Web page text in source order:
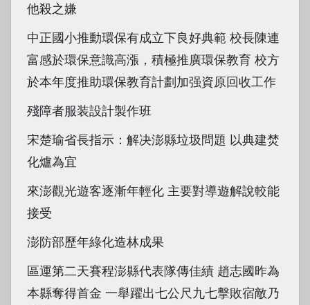
他殺之嫌
中正國小推動環保有成立下良好典範 校長陳連
富感於環保意識高漲，積極推廣環保教育 校方
於本年度推助環保教育計劃加强資原回收工作
殘障者服装設計製作班
宋楚瑜省長指示：解决澎縣垃圾問題 以典建焚
化爐為宜
來澎觀光遊客逐漸年輕化 主要對導遊解說較能
接受
澎防部歷年綠化造林成果
區運第二天賽程澎縣代表隊傳佳績 趙志國昨為
本縣奪得首金 一舉躍出七公尺九七擊敗宿敵乃